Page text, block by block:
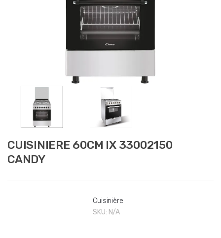
CUISINIERE 60CM IX 33002150
CANDY
Cuisinière
SKU: N/A